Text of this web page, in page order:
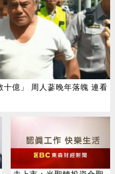
十億」 周人蔘晚年落魄 連看